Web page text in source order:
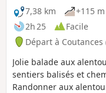
7,38 km
+115 m
2h 25
Facile
Départ à Coutances
Jolie balade aux
sentiers balisés et
Randonner aux